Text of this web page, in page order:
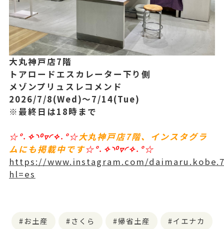
大丸神戸店7階
トアロードエスカレーター下り側
メゾンプリュスレコメンド
2026/7/8(Wed)〜7/14(Tue)
※最終日は18時まで
☆°˖✧◝⁰▿◜✧˖°☆大丸神戸店7階、インスタグラ
ムにも掲載中です☆°˖✧◝⁰▿◜✧˖°☆
https://www.instagram.com/
hl=es
お土産 さくら 帰省土産 イエナカ